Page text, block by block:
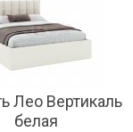
Лео Вертикаль
белая